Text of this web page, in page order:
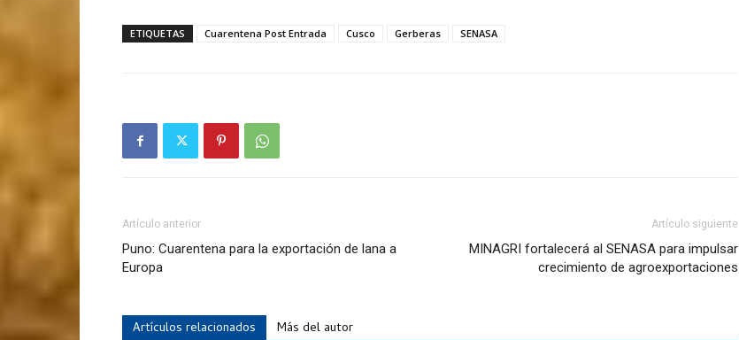
ETIQUETAS Cuarentena Post Entrada Cusco Gerberas SENASA
Artículo anterior
Puno: Cuarentena para la exportación de lana a
Europa
Artículo siguiente
MINAGRI fortalecerá al SENASA para impulsar
crecimiento de agroexportaciones
Artículos relacionados Más del autor